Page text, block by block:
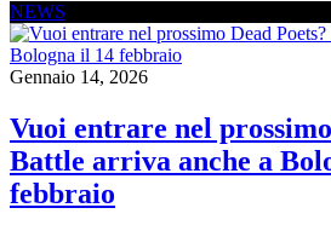
NEWS
Gennaio 14, 2026
Vuoi entrare nel
Battle arriva anche a
febbraio